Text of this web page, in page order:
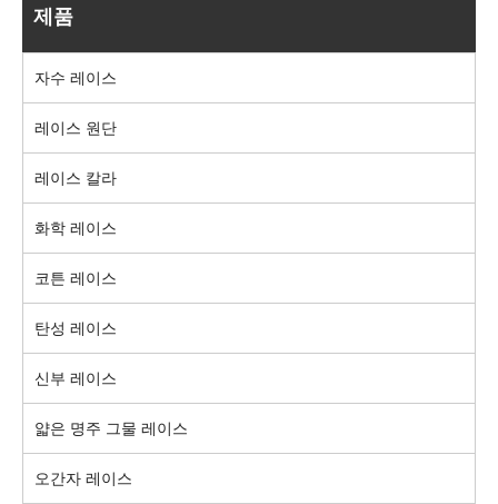
제품
자수 레이스
레이스 원단
레이스 칼라
화학 레이스
코튼 레이스
탄성 레이스
신부 레이스
얇은 명주 그물 레이스
오간자 레이스